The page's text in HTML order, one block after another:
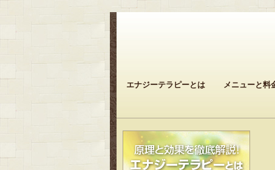
エナジーテラピーとは メニューと料